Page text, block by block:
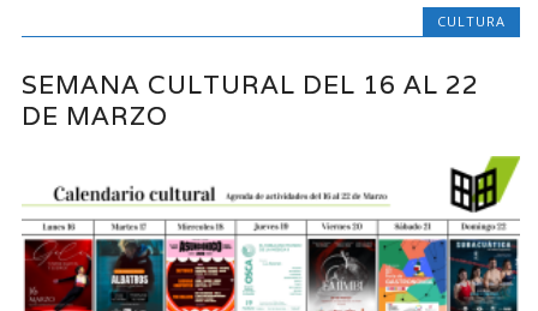
CULTURA
SEMANA CULTURAL DEL 16 AL 22
DE MARZO